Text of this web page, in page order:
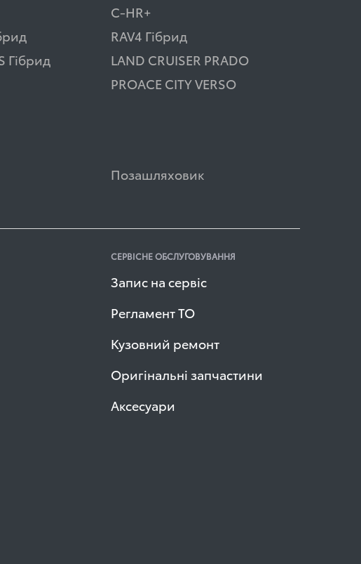
C-HR+
RAV4 Гібрид
Гібрид
LAND CRUISER PRADO
PROACE CITY VERSO
Позашляховик
СЕРВІСНЕ ОБСЛУГОВУВАННЯ
Запис на сервіс
Регламент ТО
Кузовний ремонт
Оригінальні запчастини
Аксесуари